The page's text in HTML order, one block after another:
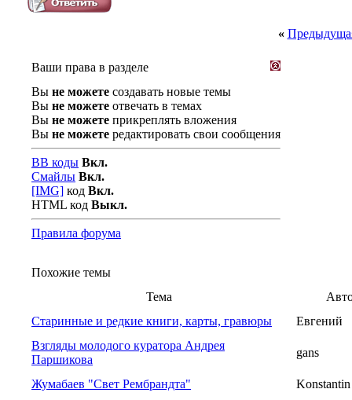
«
Ваши права в разделе
Вы не можете создавать новые темы
Вы не можете отвечать в темах
Вы не можете прикреплять вложения
Вы не можете редактировать свои сообщения
BB коды Вкл.
Смайлы Вкл.
[IMG] код Вкл.
HTML код Выкл.
Правила форума
Похожие темы
Тема
Старинные и редкие книги, карты, гравюры
Евгений
Взгляды молодого куратора Андрея
Паршикова
gans
Жумабаев "Свет Рембрандта"
Konstantin